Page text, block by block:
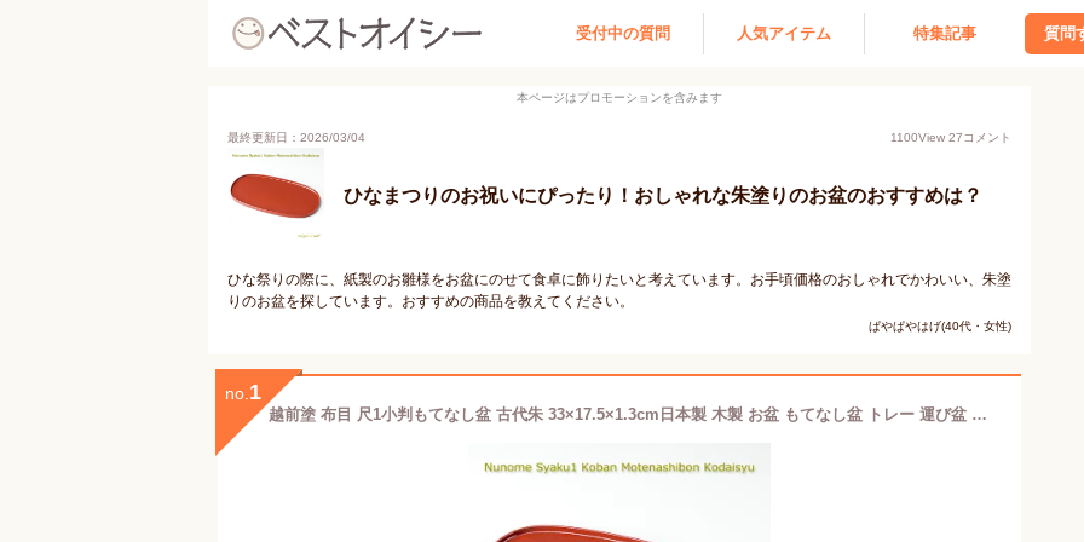
受付中の質問 人気アイテム 特集記事 質問
本ページはプロモーションを含みます
最終更新日：2026/03/04 1100View 27コメント
ひなまつりのお祝いにぴったり！おしゃれな朱塗りのお盆のおすすめは？
ひな祭りの際に、紙製のお雛様をお盆にのせて食卓に飾りたいと考えています。お手頃価格のおしゃれでかわいい、朱塗
りのお盆を探しています。おすすめの商品を教えてください。
ぱやぱやはげ(40代・女性)
no. 1
越前塗 布目 尺1小判もてなし盆 古代朱 33×17.5×1.3cm日本製 木製 お盆 もてなし盆 トレー 運び盆 一人膳